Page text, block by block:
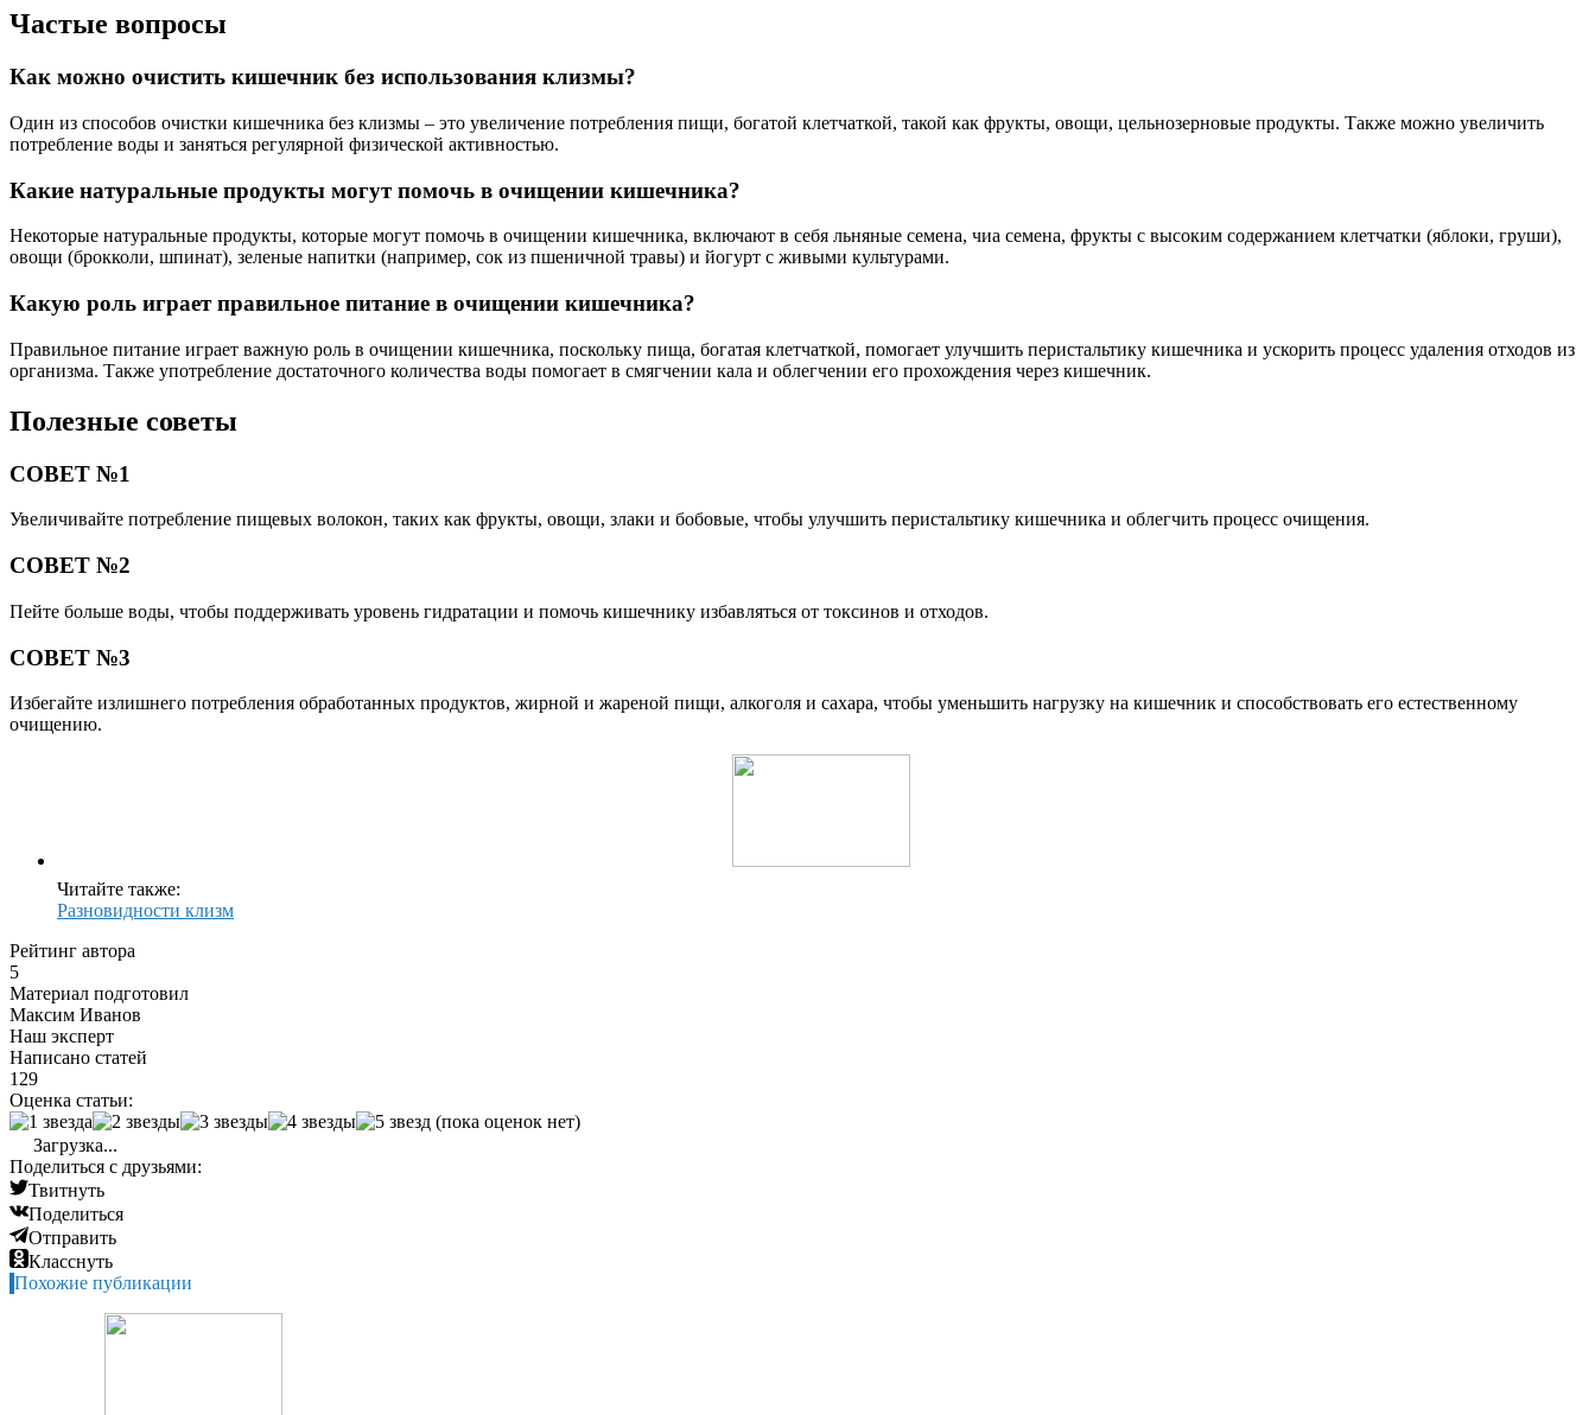
Частые вопросы
Как можно очистить кишечник без использования клизмы?
Один из способов очистки кишечника без клизмы – это увеличение потребления пищи, богатой клетчаткой, такой как фрукты, овощи, цельнозерновые продукты. Также можно увеличить
потребление воды и заняться регулярной физической активностью.
Какие натуральные продукты могут помочь в очищении кишечника?
Некоторые натуральные продукты, которые могут помочь в очищении кишечника, включают в себя льняные семена, чиа семена, фрукты с высоким содержанием клетчатки (яблоки, груши),
овощи (брокколи, шпинат), зеленые напитки (например, сок из пшеничной травы) и йогурт с живыми культурами.
Какую роль играет правильное питание в очищении кишечника?
Правильное питание играет важную роль в очищении кишечника, поскольку пища, богатая клетчаткой, помогает улучшить перистальтику кишечника и ускорить процесс удаления отходов из
организма. Также употребление достаточного количества воды помогает в смягчении кала и облегчении его прохождения через кишечник.
Полезные советы
СОВЕТ №1
Увеличивайте потребление пищевых волокон, таких как фрукты, овощи, злаки и бобовые, чтобы улучшить перистальтику кишечника и облегчить процесс очищения.
СОВЕТ №2
Пейте больше воды, чтобы поддерживать уровень гидратации и помочь кишечнику избавляться от токсинов и отходов.
СОВЕТ №3
Избегайте излишнего потребления обработанных продуктов, жирной и жареной пищи, алкоголя и сахара, чтобы уменьшить нагрузку на кишечник и способствовать его естественному
очищению.
Читайте также:
Разновидности клизм
Рейтинг автора
5
Материал подготовил
Максим Иванов
Наш эксперт
Написано статей
129
Оценка статьи:
(пока оценок нет)
Загрузка...
Поделиться с друзьями:
Твитнуть
Поделиться
Отправить
Класснуть
Похожие публикации